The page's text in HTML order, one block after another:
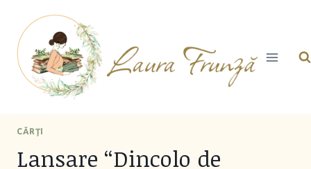
content
CĂRŢI
Lansare “Dincolo de